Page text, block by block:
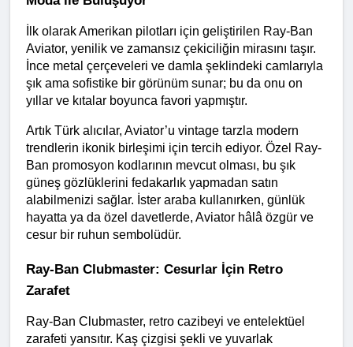
İlk olarak Amerikan pilotları için geliştirilen Ray-Ban
Aviator, yenilik ve zamansız çekiciliğin mirasını taşır.
İnce metal çerçeveleri ve damla şeklindeki camlarıyla
şık ama sofistike bir görünüm sunar; bu da onu on
yıllar ve kıtalar boyunca favori yapmıştır.
Artık Türk alıcılar, Aviator’u vintage tarzla modern
trendlerin ikonik birleşimi için tercih ediyor. Özel Ray-
Ban promosyon kodlarının mevcut olması, bu şık
güneş gözlüklerini fedakarlık yapmadan satın
alabilmenizi sağlar. İster araba kullanırken, günlük
hayatta ya da özel davetlerde, Aviator hâlâ özgür ve
cesur bir ruhun sembolüdür.
Ray-Ban Clubmaster: Cesurlar İçin Retro
Zarafet
Ray-Ban Clubmaster, retro cazibeyi ve entelektüel
zarafeti yansıtır. Kaş çizgisi şekli ve yuvarlak